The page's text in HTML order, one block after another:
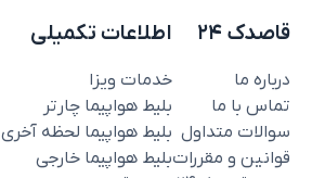
قاصدک ۲۴
درباره ما
تماس با ما
سوالات متداول
قوانین و مقررات
اطلاعات تکمیلی
خدمات ویزا
بلیط هواپیما چارتر
بلیط هواپیما لحظه آخری
بلیط هواپیما خارجی